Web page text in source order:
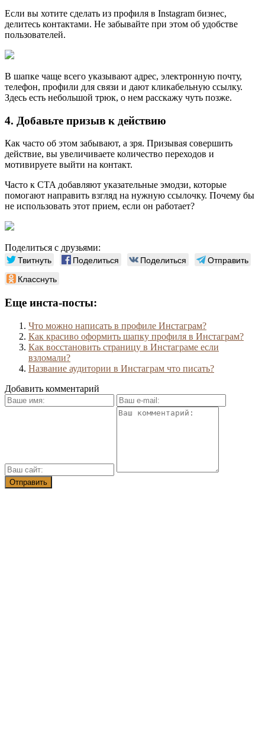
Если вы хотите сделать из профиля в Instagram бизнес,
делитесь контактами. Не забывайте при этом об удобстве
пользователей.
В шапке чаще всего указывают адрес, электронную почту,
телефон, профили для связи и дают кликабельную ссылку.
Здесь есть небольшой трюк, о нем расскажу чуть позже.
4. Добавьте призыв к действию
Как часто об этом забывают, а зря. Призывая совершить
действие, вы увеличиваете количество переходов и
мотивируете выйти на контакт.
Часто к CTA добавляют указательные эмодзи, которые
помогают направить взгляд на нужную ссылочку. Почему бы
не использовать этот прием, если он работает?
Поделиться с друзьями:
Твитнуть Поделиться Поделиться
Отправить
Класснуть
Еще инста-посты:
Что можно написать в профиле Инстаграм?
Как красиво оформить шапку профиля в Инстаграм?
Как восстановить страницу в Инстаграме если
взломали?
Название аудитории в Инстаграм что писать?
Добавить комментарий